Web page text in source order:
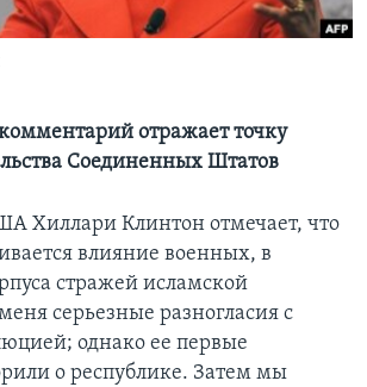
отражает точку
Соединенных Штатов
Хиллари Клинтон отмечает, что
влияние военных, в
стражей исламской
серьезные разногласия с
однако ее первые
о республике. Затем мы